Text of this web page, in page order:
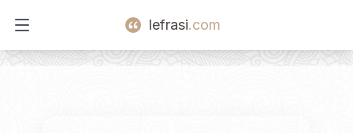
Open main menu
lefrasi.com